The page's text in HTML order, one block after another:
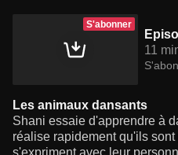
S'abonner
11
Les animaux dansants
Shani essaie d'apprendre à
réalise rapidement qu'ils
s'expriment avec leur